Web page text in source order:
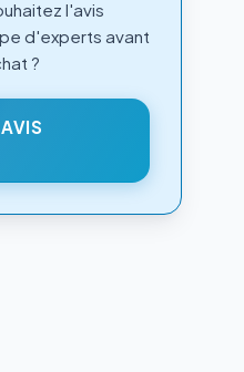
l'avis
d'experts avant
?